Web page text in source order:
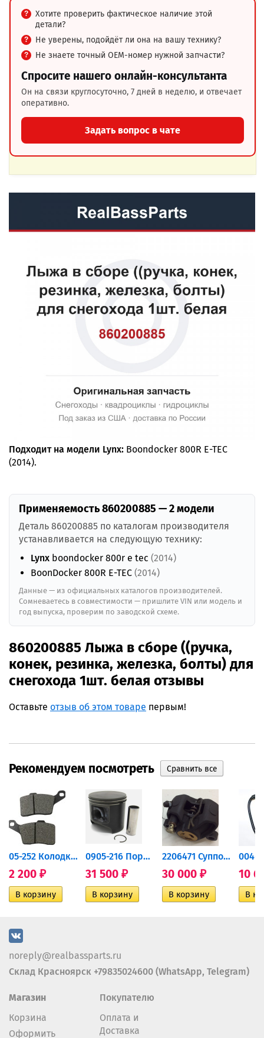
Хотите проверить фактическое наличие этой
детали?
Не уверены, подойдёт ли она на вашу технику?
Не знаете точный OEM-номер нужной запчасти?
Спросите нашего онлайн-консультанта
Он на связи круглосуточно, 7 дней в неделю, и отвечает
оперативно.
Задать вопрос в чате
Подходит на модели Lynx: Boondocker 800R E-TEC
(2014).
Применяемость 860200885 — 2 модели
Деталь 860200885 по каталогам производителя
устанавливается на следующую технику:
Lynx boondocker 800r e tec (2014)
BoonDocker 800R E-TEC (2014)
Данные — из официальных каталогов производителей.
Сомневаетесь в совместимости — пришлите VIN или модель и
год выпуска, проверим по заводской схеме.
860200885 Лыжа в сборе ((ручка,
конек, резинка, железка, болты) для
снегохода 1шт. белая отзывы
Оставьте отзыв об этом товаре первым!
Рекомендуем посмотреть
05-252 Колодки тормозные...
2 200 ₽
0905-216 Поршень Arctic Cat...
31 500 ₽
2206471 Суппорт тормозной...
30 000 ₽ 10
noreply@realbassparts.ru
Склад Красноярск +79835024600 (WhatsApp, Telegram)
Магазин
Корзина
Оформить
Покупателю
Оплата и
Доставка